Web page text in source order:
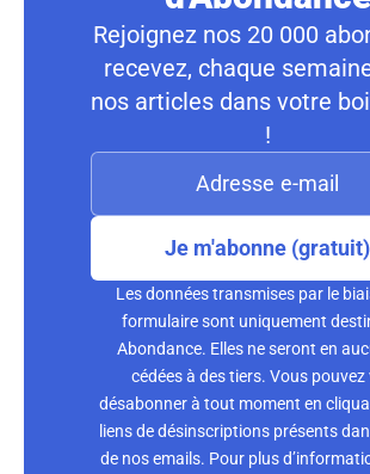
Rejoignez nos 20 000
recevez, chaque
nos articles dans votre
!
Je m'abonne (gratuit)
Les données transmises par le
formulaire sont uniquement
Abondance. Elles ne seront en
cédées à des tiers. Vous pouvez
désabonner à tout moment en
liens de désinscriptions présents
de nos emails. Pour plus